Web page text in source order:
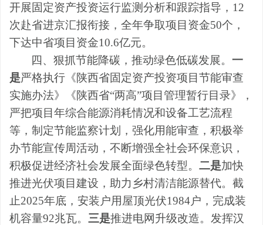
开展固定资产投资运行监测分析和跟踪指导， 12
次赴省进京汇报衔接，全年争取项目资金50个，
下达中省项目资金10.6亿元。
四、狠抓节能降碳，推动绿色低碳发展。 一
是严格执行《陕西省固定资产投资项目节能审查
实施办法》《陕西省“两高”项目管理暂行目录》，
严把项目年综合能源消耗情况和设备工艺流程
等，制定节能监察计划，强化用能审查，积极举
办节能宣传周活动，不断增强全社会环保意识，
积极促进经济社会发展全面绿色转型。 二是加快
推进光伏项目建设，助力乡村清洁能源替代。截
止2025年底，安装户用屋顶光伏1984户，完成装
机容量92兆瓦。 三是推进电网升级改造。发挥汉